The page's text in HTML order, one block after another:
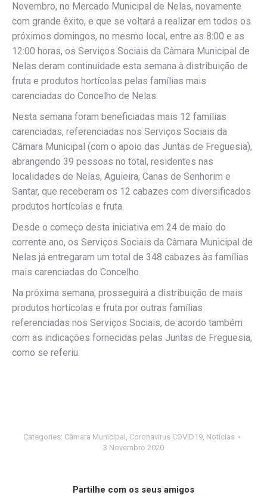
Novembro, no Mercado Municipal de Nelas, novamente
com grande êxito, e que se voltará a realizar em todos os
próximos domingos, no mesmo local, entre as 8:00 e as
12:00 horas, os Serviços Sociais da Câmara Municipal de
Nelas deram continuidade esta semana à distribuição de
fruta e produtos hortícolas pelas famílias mais
carenciadas do Concelho de Nelas.
Nesta semana foram beneficiadas mais 12 famílias
carenciadas, referenciadas nos Serviços Sociais da
Câmara Municipal (com o apoio das Juntas de Freguesia),
abrangendo 39 pessoas no total, residentes nas
localidades de Nelas, Aguieira, Canas de Senhorim e
Santar, que receberam os 12 cabazes com diversificados
produtos hortícolas e fruta.
Desde o começo desta iniciativa em 24 de maio do
corrente ano, os Serviços Sociais da Câmara Municipal de
Nelas já entregaram um total de 348 cabazes às famílias
mais carenciadas do Concelho.
Na próxima semana, prosseguirá a distribuição de mais
produtos hortícolas e fruta por outras famílias
referenciadas nos Serviços Sociais, de acordo também
com as indicações fornecidas pelas Juntas de Freguesia,
como se referiu.
Categories: Câmara Municipal , Coronavirus COVID19, Notícias
3 Novembro 2020
Partilhe com os seus amigos